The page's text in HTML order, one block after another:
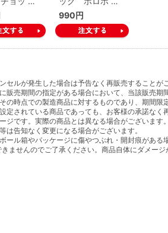
990円
セルが発生した場合は予告なく再販売することが
販売期間の指定がある場合において、当該販売期
の時点での製造商品に対するものであり、期間限
定されている商品であっても、お客様の承諾なく
ジです。実際の商品とは異なる場合がございます。
は告知なく変更になる場合がございます。
ール箱やパッケージに傷やつぶれ・開封痕があ
ませんのでご了承ください。商品自体にダメー